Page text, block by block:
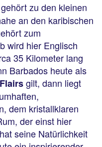
gehört zu den kleinen
an den karibischen
zum
wird hier Englisch
35 Kilometer lang
Barbados heute als
gilt, dann liegt
dem kristallklaren
der einst hier
seine Natürlichkeit